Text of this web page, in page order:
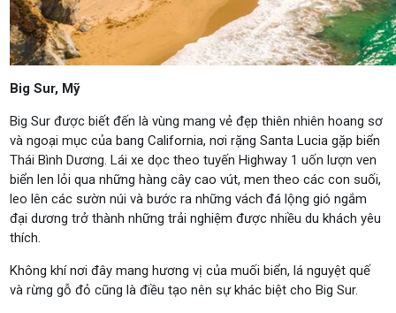
Big Sur, Mỹ
Big Sur được biết đến là vùng mang vẻ đẹp thiên nhiên hoang sơ
và ngoại mục của bang California, nơi rặng Santa Lucia gặp biển
Thái Bình Dương. Lái xe dọc theo tuyến Highway 1 uốn lượn ven
biển len lỏi qua những hàng cây cao vút, men theo các con suối,
leo lên các sườn núi và bước ra những vách đá lộng gió ngắm
đại dương trở thành những trải nghiệm được nhiều du khách yêu
thích.
Không khí nơi đây mang hương vị của muối biển, lá nguyệt quế
và rừng gỗ đỏ cũng là điều tạo nên sự khác biệt cho Big Sur.